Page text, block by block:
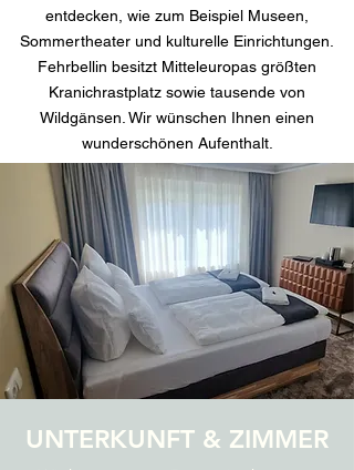
entdecken, wie zum Beispiel Museen,
Sommertheater und kulturelle Einrichtungen.
Fehrbellin besitzt Mitteleuropas größten
Kranichrastplatz sowie tausende von
Wildgänsen. Wir wünschen Ihnen einen
wunderschönen Aufenthalt.
UNTERKUNFT & ZIMMER